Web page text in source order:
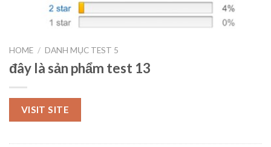
HOME / DANH MỤC TEST 5
đây là sản phẩm test 13
VISIT SITE